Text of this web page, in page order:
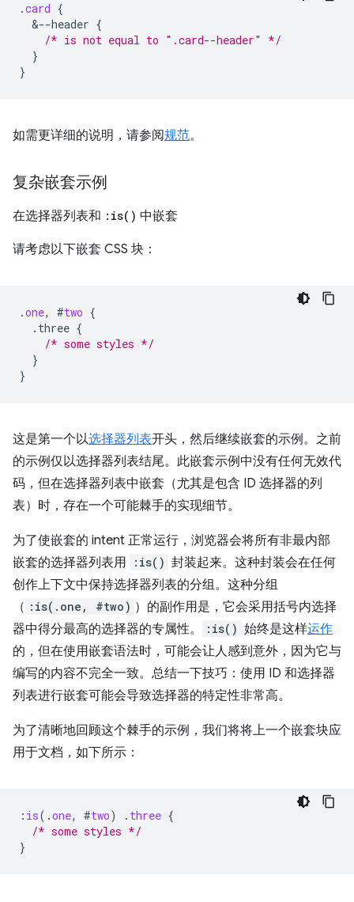
.card {
&--header {
/* is not equal to ".card--header" */
}
}
如需更详细的说明，请参阅规范。
复杂嵌套示例
在选择器列表和 : is( ) 中嵌套
请考虑以下嵌套 CSS 块：
.one, #two {
.three {
/* some styles */
}
}
这是第一个以选择器列表开头，然后继续嵌套的示例。之前
的示例仅以选择器列表结尾。此嵌套示例中没有任何无效代
码，但在选择器列表中嵌套（尤其是包含 ID 选择器的列
表）时，存在一个可能棘手的实现细节。
为了使嵌套的 intent 正常运行，浏览器会将所有非最内部
嵌套的选择器列表用
:is() 封装起来。这种封装会在任何
创作上下文中保持选择器列表的分组。这种分组
（ :is(.one, #two) ）的副作用是，它会采用括号内选择
器中得分最高的选择器的专属性。
:is() 始终是这样运作
的，但在使用嵌套语法时，可能会让人感到意外，因为它与
编写的内容不完全一致。总结一下技巧：使用 ID 和选择器
列表进行嵌套可能会导致选择器的特定性非常高。
为了清晰地回顾这个棘手的示例，我们将将上一个嵌套块应
用于文档，如下所示：
: is( .one, #two) . three {
/* some styles */
}